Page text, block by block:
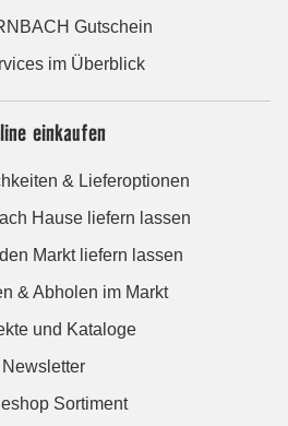
Gutschein
im Überblick
einkaufen
& Lieferoptionen
Hause liefern lassen
Markt liefern lassen
& Abholen im Markt
und Kataloge
Newsletter
Sortiment